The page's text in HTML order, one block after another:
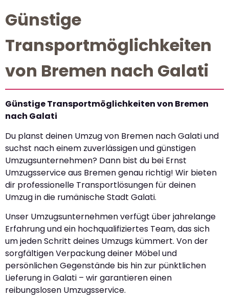
Günstige
Transportmöglichkeiten
von Bremen nach Galati
Günstige Transportmöglichkeiten von Bremen
nach Galati
Du planst deinen Umzug von Bremen nach Galati und
suchst nach einem zuverlässigen und günstigen
Umzugsunternehmen? Dann bist du bei Ernst
Umzugsservice aus Bremen genau richtig! Wir bieten
dir professionelle Transportlösungen für deinen
Umzug in die rumänische Stadt Galati.
Unser Umzugsunternehmen verfügt über jahrelange
Erfahrung und ein hochqualifiziertes Team, das sich
um jeden Schritt deines Umzugs kümmert. Von der
sorgfältigen Verpackung deiner Möbel und
persönlichen Gegenstände bis hin zur pünktlichen
Lieferung in Galati – wir garantieren einen
reibungslosen Umzugsservice.